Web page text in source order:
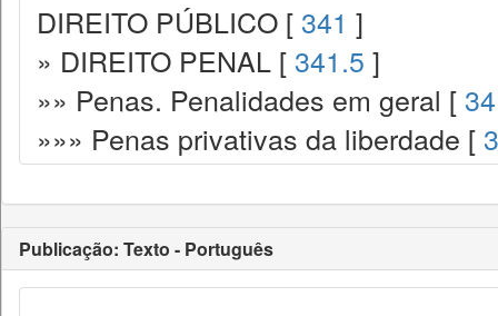
DIREITO PÚBLICO [ 341 ]
» DIREITO PENAL [ 341.5 ]
»» Penas. Penalidades em geral [
»»» Penas privativas da liberdade [
Publicação: Texto - Português